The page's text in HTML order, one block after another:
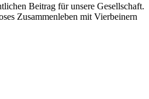
Beitrag für unsere Gesellschaft.
Zusammenleben mit Vierbeinern